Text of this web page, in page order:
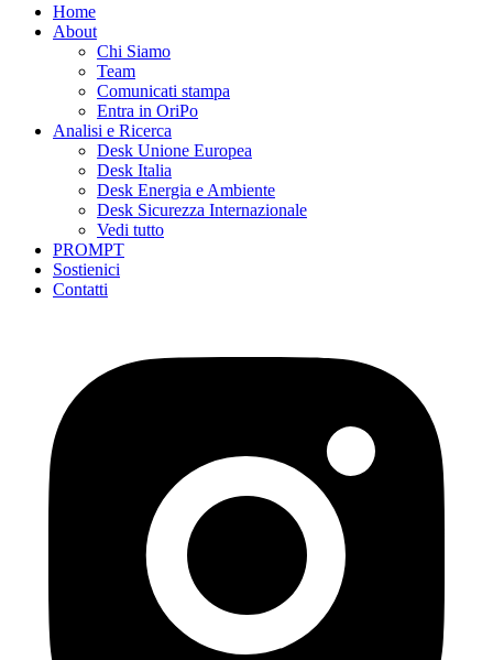
Home
About
Chi Siamo
Team
Comunicati stampa
Entra in OriPo
Analisi e Ricerca
Desk Unione Europea
Desk Italia
Desk Energia e Ambiente
Desk Sicurezza Internazionale
Vedi tutto
PROMPT
Sostienici
Contatti